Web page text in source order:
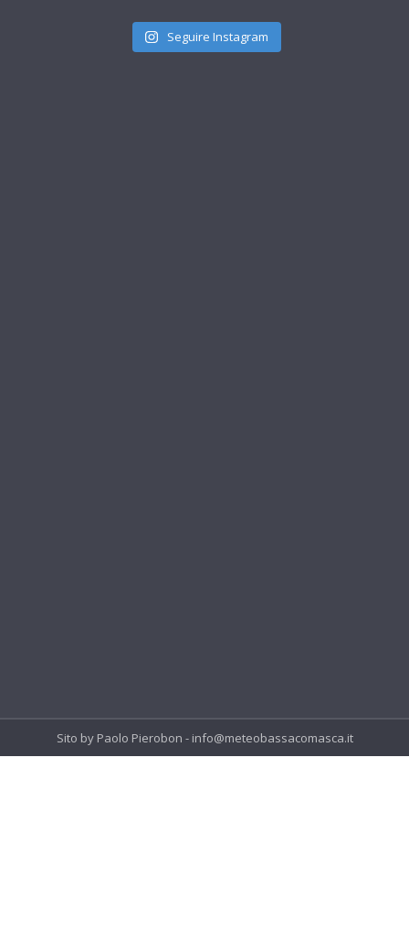
Seguire Instagram
Sito by Paolo Pierobon - info@meteobassacomasca.it